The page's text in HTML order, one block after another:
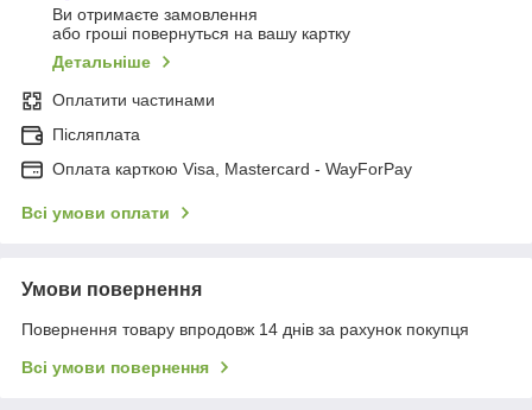
Ви отримаєте замовлення
або гроші повернуться на вашу картку
Детальніше
Оплатити частинами
Післяплата
Оплата карткою Visa, Mastercard - WayForPay
Всі умови оплати
Умови повернення
Повернення товару впродовж 14 днів за рахунок покупця
Всі умови повернення